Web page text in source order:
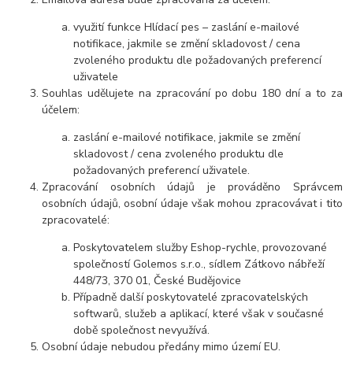
využití funkce Hlídací pes – zaslání e-mailové
notifikace, jakmile se změní skladovost / cena
zvoleného produktu dle požadovaných preferencí
uživatele
Souhlas udělujete na zpracování po dobu 180 dní a to za
účelem:
zaslání e-mailové notifikace, jakmile se změní
skladovost / cena zvoleného produktu dle
požadovaných preferencí uživatele.
Zpracování osobních údajů je prováděno Správcem
osobních údajů, osobní údaje však mohou zpracovávat i tito
zpracovatelé:
Poskytovatelem služby Eshop-rychle, provozované
společností Golemos s.r.o., sídlem Zátkovo nábřeží
448/73, 370 01, České Budějovice
Případně další poskytovatelé zpracovatelských
softwarů, služeb a aplikací, které však v současné
době společnost nevyužívá.
Osobní údaje nebudou předány mimo území EU.